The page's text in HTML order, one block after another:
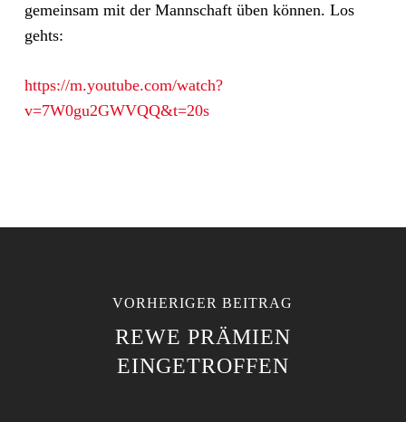
gemeinsam mit der Mannschaft üben können. Los
gehts:
https://m.youtube.com/watch?
v=7W0gu2GWVQQ&t=20s
VORHERIGER BEITRAG
REWE PRÄMIEN
EINGETROFFEN